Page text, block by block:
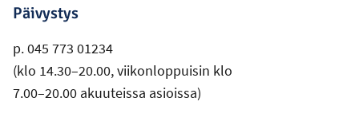
Päivystys
p. 045 773 01234
(klo 14.30–20.00, viikonloppuisin klo
7.00–20.00 akuuteissa asioissa)